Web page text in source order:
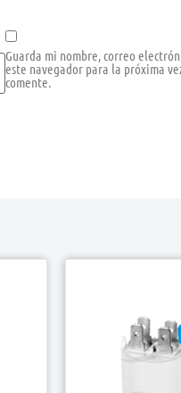
Guarda mi nombre, correo
este navegador para la próxima
comente.